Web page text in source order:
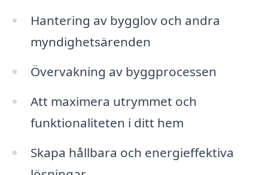
Hantering av bygglov och andra
myndighetsärenden
Övervakning av byggprocessen
Att maximera utrymmet och
funktionaliteten i ditt hem
Skapa hållbara och energieffektiva